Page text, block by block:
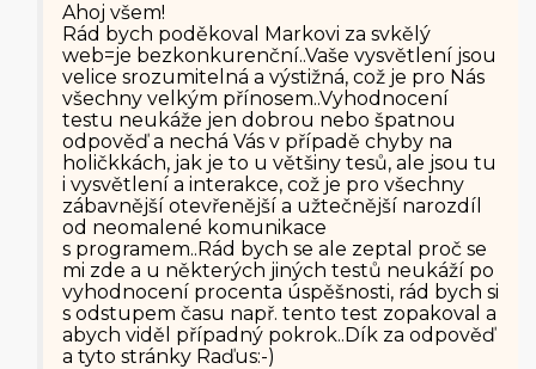
Ahoj všem!
Rád bych poděkoval Markovi za svkělý
web=je bezkonkurenční­..Vaše vysvětlení jsou
velice srozumitelná a výstižná, což je pro Nás
všechny velkým přínosem..Vyhod­nocení
testu neukáže jen dobrou nebo špatnou
odpověď a nechá Vás v případě chyby na
holičkkách, jak je to u většiny tesů, ale jsou tu
i vysvětlení a interakce, což je pro všechny
zábavnější otevřenější a užtečnější narozdíl
od neomalené komunikace
s programem..Rád bych se ale zeptal proč se
mi zde a u některých jiných testů neukáží po
vyhodnocení procenta úspěšnosti, rád bych si
s odstupem času např. tento test zopakoval a
abych viděl případný pokrok..Dík za odpověď
a tyto stránky Raďus:-)